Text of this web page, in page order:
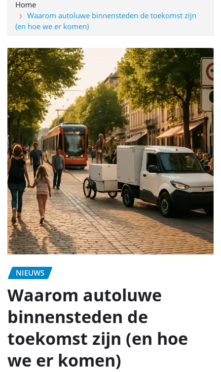
Home
Waarom autoluwe binnensteden de toekomst zijn
(en hoe we er komen)
NIEUWS
Waarom autoluwe
binnensteden de
toekomst zijn (en hoe
we er komen)